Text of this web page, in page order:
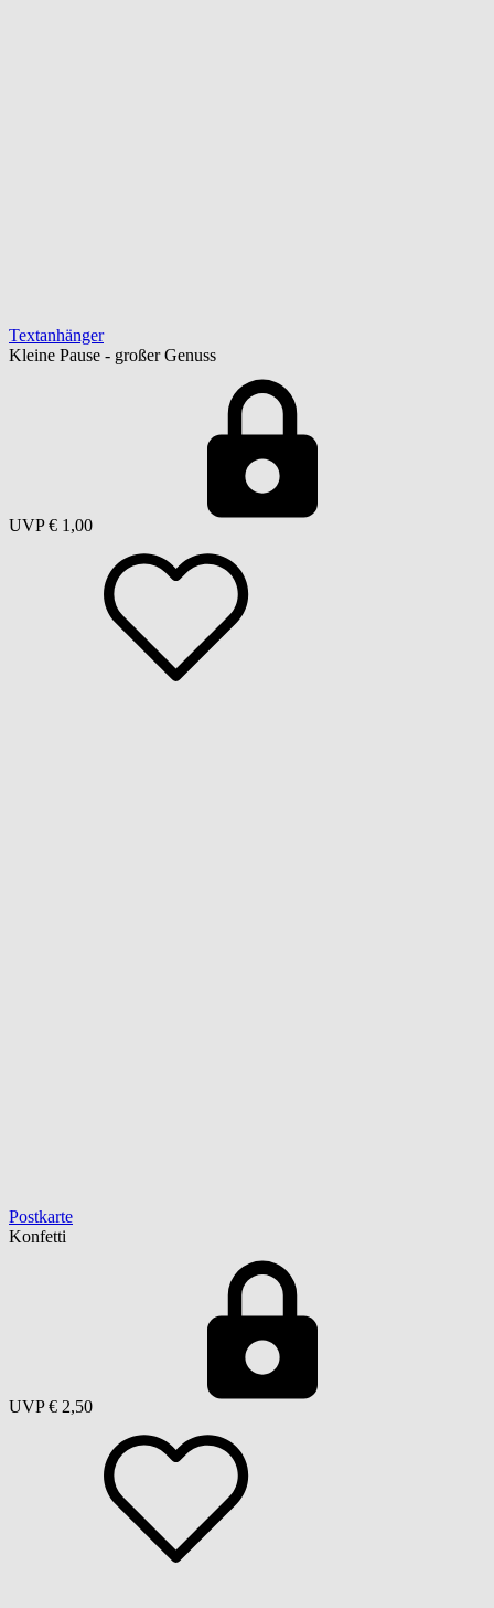
Textanhänger
Kleine Pause - großer Genuss
UVP € 1,00
Postkarte
Konfetti
UVP € 2,50